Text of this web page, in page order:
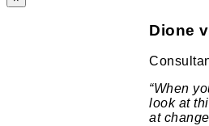
Dione
“When
look at
at